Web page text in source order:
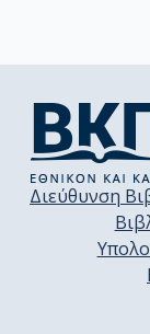
Διεύθυνση